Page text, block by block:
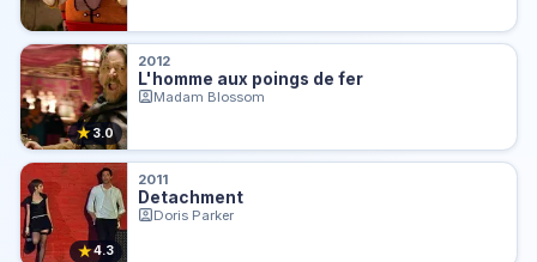
★ 3.0
2012
L'homme aux poings de fer
Madam Blossom
★4.3
2011
Detachment
Doris Parker